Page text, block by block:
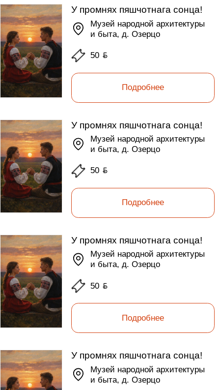
У промнях пяшчотнага сонца!
Музей народной архитектуры
и быта, д. Озерцо
50ƃ
Подробнее
У промнях пяшчотнага сонца!
Музей народной архитектуры
и быта, д. Озерцо
50ƃ
Подробнее
У промнях пяшчотнага сонца!
Музей народной архитектуры
и быта, д. Озерцо
50ƃ
Подробнее
У промнях пяшчотнага сонца!
Музей народной архитектуры
и быта, д. Озерцо